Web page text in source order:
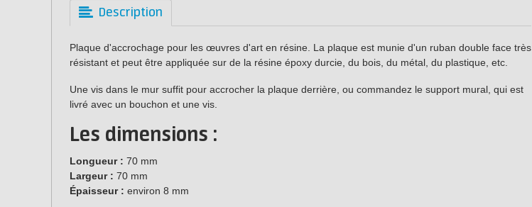
Description
Plaque d'accrochage pour les œuvres d'art en résine. La plaque est munie d'un ruban double face très
résistant et peut être appliquée sur de la résine époxy durcie, du bois, du métal, du plastique, etc.
Une vis dans le mur suffit pour accrocher la plaque derrière, ou commandez le support mural, qui est
livré avec un bouchon et une vis.
Les dimensions :
Longueur : 70 mm
Largeur : 70 mm
Épaisseur : environ 8 mm